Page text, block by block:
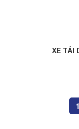
XE TẢI
1